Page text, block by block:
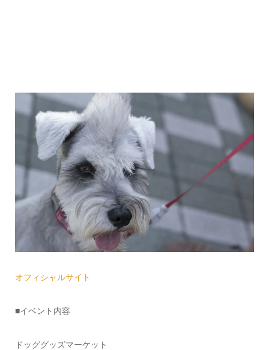
オフィシャルサイト
■イベント内容
ドッググッズマーケット